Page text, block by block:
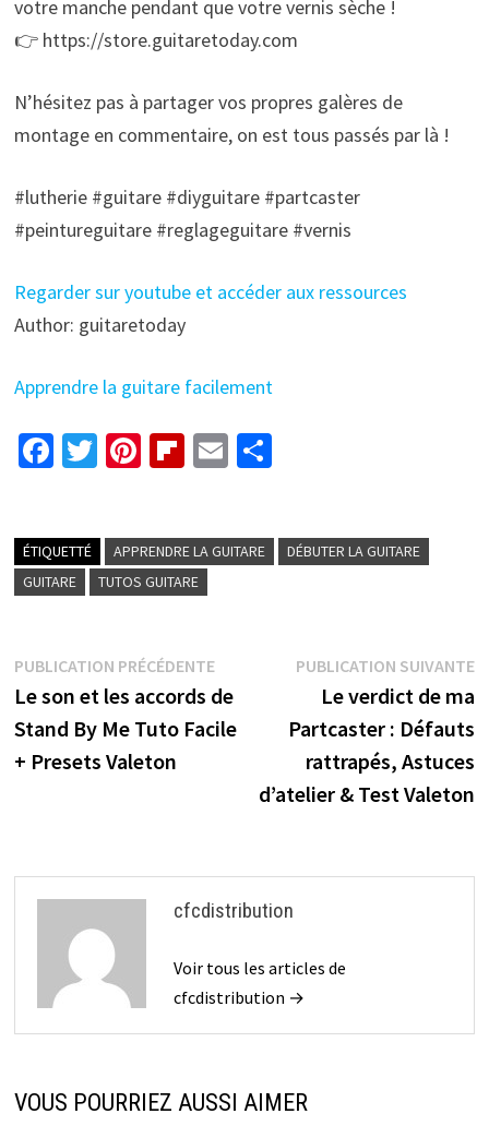
votre manche pendant que votre vernis sèche !
👉 https://store.guitaretoday.com
N’hésitez pas à partager vos propres galères de
montage en commentaire, on est tous passés par là !
#lutherie #guitare #diyguitare #partcaster
#peintureguitare #reglageguitare #vernis
Regarder sur youtube et accéder aux ressources
Author: guitaretoday
Apprendre la guitare facilement
Fa
o
o
T
er
Pi
es
t
Fl
o
ar
E
l
P
ge
ÉTIQUETTÉ APPRENDRE LA GUITARE
DÉBUTER LA GUITARE
GUITARE
TUTOS GUITARE
Navigation
de
l’article
PUBLICATION PRÉCÉDENTEPublication
précédente :
Le son et les accords de
Stand By Me Tuto Facile
+ Presets Valeton
PUBLICATION SUIVANTE
Le verdict de ma
Partcaster : Défauts
rattrapés, Astuces
d’atelier & Test Valeton
cfcdistribution
Voir tous les articles de
cfcdistribution →
VOUS POURRIEZ AUSSI AIMER